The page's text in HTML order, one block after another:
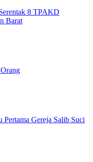
8 TPAKD
Barat
Gereja Salib Suci